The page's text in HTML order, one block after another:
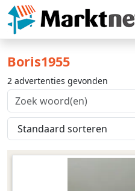
Boris1955
2 advertenties gevonden